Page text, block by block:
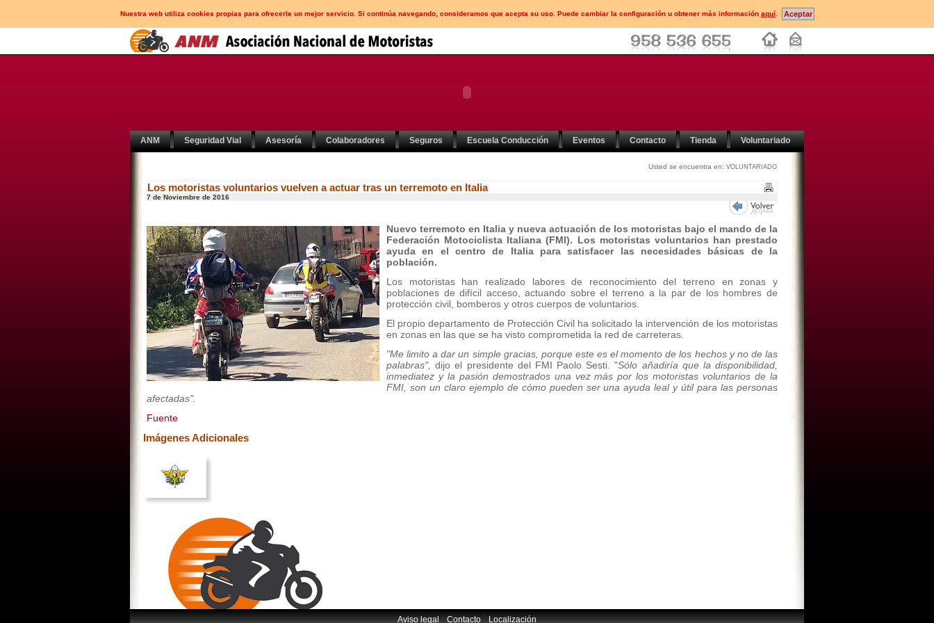
Nuestra web utiliza cookies propias para ofrecerle un mejor servicio. Si continúa navegando, consideramos que acepta su uso. Puede cambiar la configuración u obtener más información aquí.
ANM Seguridad Vial Asesoría Colaboradores Seguros Escuela Conducción Eventos Contacto Tienda Voluntariado
Usted se encuentra en: VOLUNTARIADO
Los motoristas voluntarios vuelven a actuar tras un terremoto en Italia
7 de Noviembre de 2016
Nuevo terremoto en Italia y nueva actuación de los motoristas bajo el mando de la
Federación Motociclista Italiana (FMI). Los motoristas voluntarios han prestado
ayuda en el centro de Italia para satisfacer las necesidades básicas de la
población.
Los motoristas han realizado labores de reconocimiento del terreno en zonas y
poblaciones de difícil acceso, actuando sobre el terreno a la par de los hombres de
protección civil, bomberos y otros cuerpos de voluntarios.
El propio departamento de Protección Civil ha solicitado la intervención de los motoristas
en zonas en las que se ha visto comprometida la red de carreteras.
"Me limito a dar un simple gracias, porque este es el momento de los hechos y no de las
palabras", dijo el presidente del FMI Paolo Sesti. "Sólo añadiría que la disponibilidad,
inmediatez y la pasión demostrados una vez más por los motoristas voluntarios de la
FMI, son un claro ejemplo de cómo pueden ser una ayuda leal y útil para las personas
afectadas".
Fuente
Imágenes Adicionales
Aviso legal|Contacto|Localización